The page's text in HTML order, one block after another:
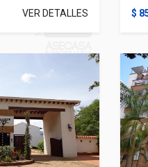
VER DETALLES $